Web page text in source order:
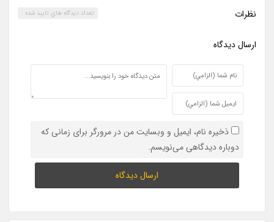
نظرات تعداد ديدگاه هاي تاييد شده :
ارسال ديدگاه
ذخیره نام، ایمیل و وبسایت من در مرورگر برای زمانی که
دوباره دیدگاهی می‌نویسم.